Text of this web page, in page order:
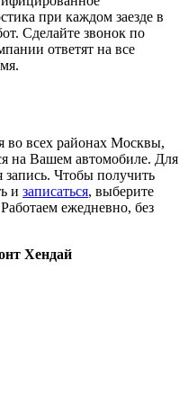
при каждом заезде в
Сделайте звонок по
ответят на все
во всех районах Москвы,
на Вашем автомобиле. Для
запись. Чтобы получить
и записаться, выберите
ежедневно, без
Хендай